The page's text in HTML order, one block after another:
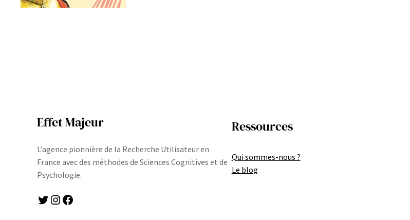
Effet Majeur
L’agence pionnière de la Recherche Utilisateur en
France avec des méthodes de Sciences Cognitives et de
Psychologie.
Twitter Instagram Facebook
Ressources
Qui sommes-nous ?
Le blog